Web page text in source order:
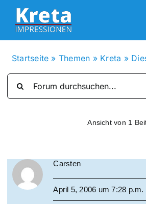
Zum
Inhalt
springen
Startseite » Themen » Kreta »
Ansicht von 1
Carsten
April 5, 2006 um 7:28 p.m.